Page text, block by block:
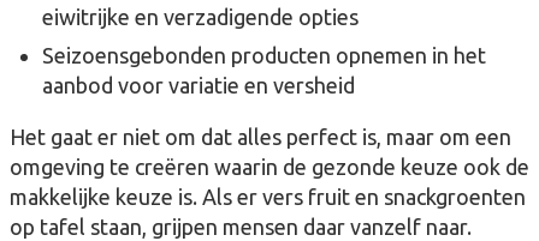
eiwitrijke en verzadigende opties
Seizoensgebonden producten opnemen in het
aanbod voor variatie en versheid
Het gaat er niet om dat alles perfect is, maar om een
omgeving te creëren waarin de gezonde keuze ook de
makkelijke keuze is. Als er vers fruit en snackgroenten
op tafel staan, grijpen mensen daar vanzelf naar.